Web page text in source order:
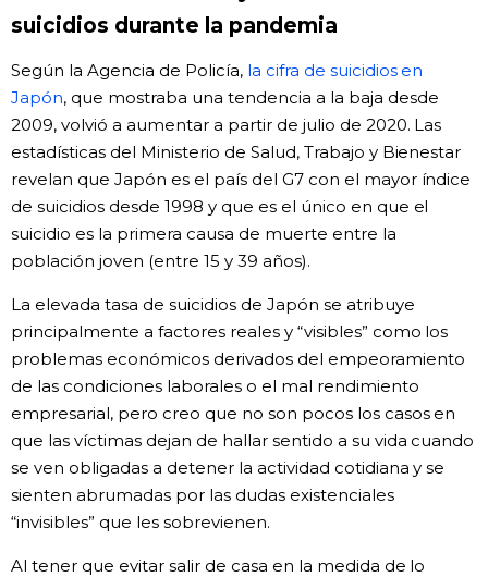
suicidios durante la pandemia
Según la Agencia de Policía, la cifra de suicidios en
Japón, que mostraba una tendencia a la baja desde
2009, volvió a aumentar a partir de julio de 2020. Las
estadísticas del Ministerio de Salud, Trabajo y Bienestar
revelan que Japón es el país del G7 con el mayor índice
de suicidios desde 1998 y que es el único en que el
suicidio es la primera causa de muerte entre la
población joven (entre 15 y 39 años).
La elevada tasa de suicidios de Japón se atribuye
principalmente a factores reales y “visibles” como los
problemas económicos derivados del empeoramiento
de las condiciones laborales o el mal rendimiento
empresarial, pero creo que no son pocos los casos en
que las víctimas dejan de hallar sentido a su vida cuando
se ven obligadas a detener la actividad cotidiana y se
sienten abrumadas por las dudas existenciales
“invisibles” que les sobrevienen.
Al tener que evitar salir de casa en la medida de lo